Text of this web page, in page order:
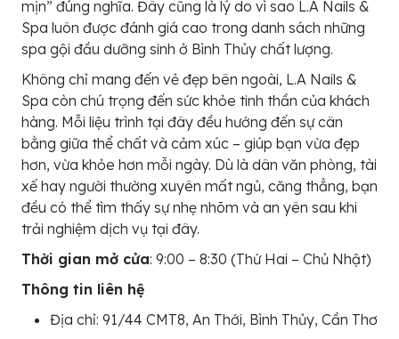
mịn” đúng nghĩa. Đây cũng là lý do vì sao L.A Nails &
Spa luôn được đánh giá cao trong danh sách những
spa gội đầu dưỡng sinh ở Bình Thủy chất lượng.
Không chỉ mang đến vẻ đẹp bên ngoài, L.A Nails &
Spa còn chú trọng đến sức khỏe tinh thần của khách
hàng. Mỗi liệu trình tại đây đều hướng đến sự cân
bằng giữa thể chất và cảm xúc – giúp bạn vừa đẹp
hơn, vừa khỏe hơn mỗi ngày. Dù là dân văn phòng, tài
xế hay người thường xuyên mất ngủ, căng thẳng, bạn
đều có thể tìm thấy sự nhẹ nhõm và an yên sau khi
trải nghiệm dịch vụ tại đây.
Thời gian mở cửa: 9:00 – 8:30 (Thứ Hai – Chủ Nhật)
Thông tin liên hệ
Địa chỉ: 91/44 CMT8, An Thới, Bình Thủy, Cần Thơ